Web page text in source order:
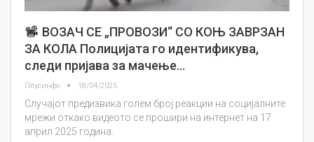
ВОЗАЧ СЕ „ПРОВОЗИ“ СО КОЊ ЗАВРЗАН
ЗА КОЛА Полицијата го идентификува,
следи пријава за мачење…
Плусинфо 18/04/2025
Случајот предизвика голем број реакции на социјалните
мрежи откако видеото се прошири на интернет на 17
април 2025 година.